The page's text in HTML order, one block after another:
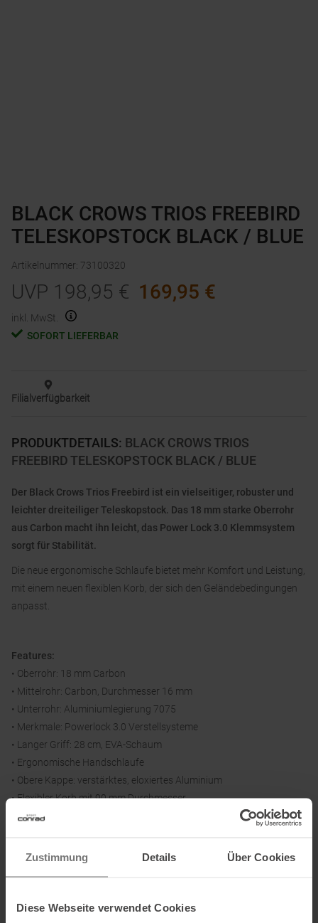
Zustimmung Details Über Cookies
Diese Webseite verwendet Cookies
PRODUKTDETAILS: BLACK CROWS TRIOS
FREEBIRD TELESKOPSTOCK BLACK / BLUE
Der Black Crows Trios Freebird ist ein vielseitiger, robuster und
leichter dreiteiliger Teleskopstock. Das 18 mm starke Oberrohr
aus Carbon macht ihn leicht, das Power Lock 3.0 Klemmsystem
sorgt für Stabilität.
Die neue ergonomische Schlaufe bietet mehr Komfort und Leistung,
mit einem neuen flexiblen Korb, der sich den Geländebedingungen
anpasst.
Features:
• Oberrohr: 18 mm Carbon
• Mittelrohr: Carbon, Durchmesser 16 mm
• Unterrohr: Aluminiumlegierung 7075
• Merkmale: Powerlock 3.0 Verstellsysteme
• Langer Griff: 28 cm, EVA-Schaum
• Ergonomische Handschlaufe
• Obere Kappe: verstärktes, eloxiertes Aluminium
• Flexibler Korb mit 90 mm Durchmesser
• Spitze: Wolframkarbid
Informationen zu EU Verordnung GPSR
Name des Herstellers:
Black Crows Switzerland Sarl
BLACK CROWS TRIOS FREEBIRD
TELESKOPSTOCK BLACK / BLUE
Artikelnummer: 73100320
UVP 198,95 € 169,95 €
inkl. MwSt.
SOFORT LIEFERBAR
Filialverfügbarkeit